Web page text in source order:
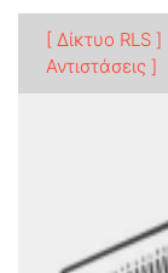
[ Δίκτυο RLS ]
Αντιστάσεις ]